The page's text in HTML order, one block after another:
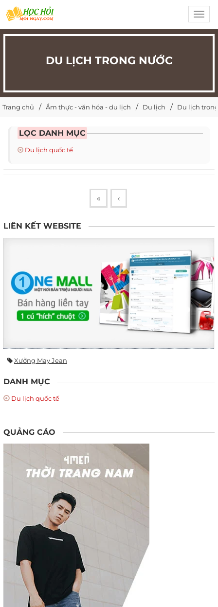
DU LỊCH TRONG NƯỚC
Trang chủ Ẩm thực - văn hóa - du lịch Du lịch Du lịch
LỌC DANH MỤC
Du lịch quốc tế
« ‹
LIÊN KẾT WEBSITE
Xưởng May Jean
DANH MỤC
Du lịch quốc tế
QUẢNG CÁO